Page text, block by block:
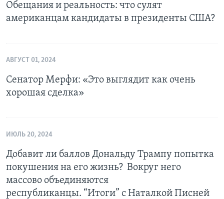
Обещания и реальность: что сулят
американцам кандидаты в президенты США?
АВГУСТ 01, 2024
Сенатор Мерфи: «Это выглядит как очень
хорошая сделка»
ИЮЛЬ 20, 2024
Добавит ли баллов Дональду Трампу попытка
покушения на его жизнь? Вокруг него
массово объединяются
республиканцы. “Итоги” с Наталкой Писней